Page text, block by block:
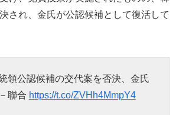
され、金氏が公認候補として復活して
領公認候補の交代案を否決、金氏
聯合 https://t.co/ZVHh4MmpY4